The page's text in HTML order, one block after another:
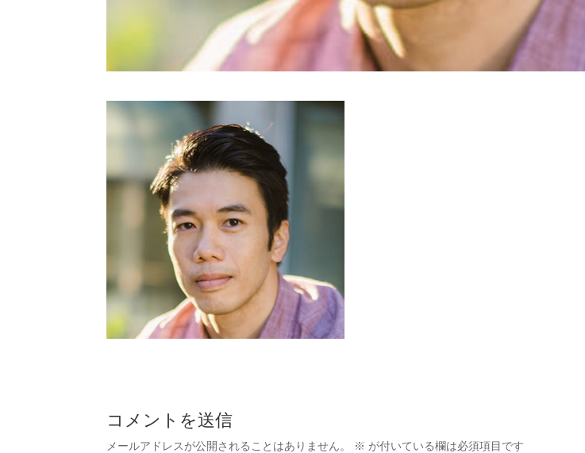
コメントを送信
メールアドレスが公開されることはありません。 ※ が付いている欄は必須項目です